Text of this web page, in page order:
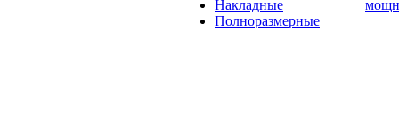
Накладные
Полноразмерные